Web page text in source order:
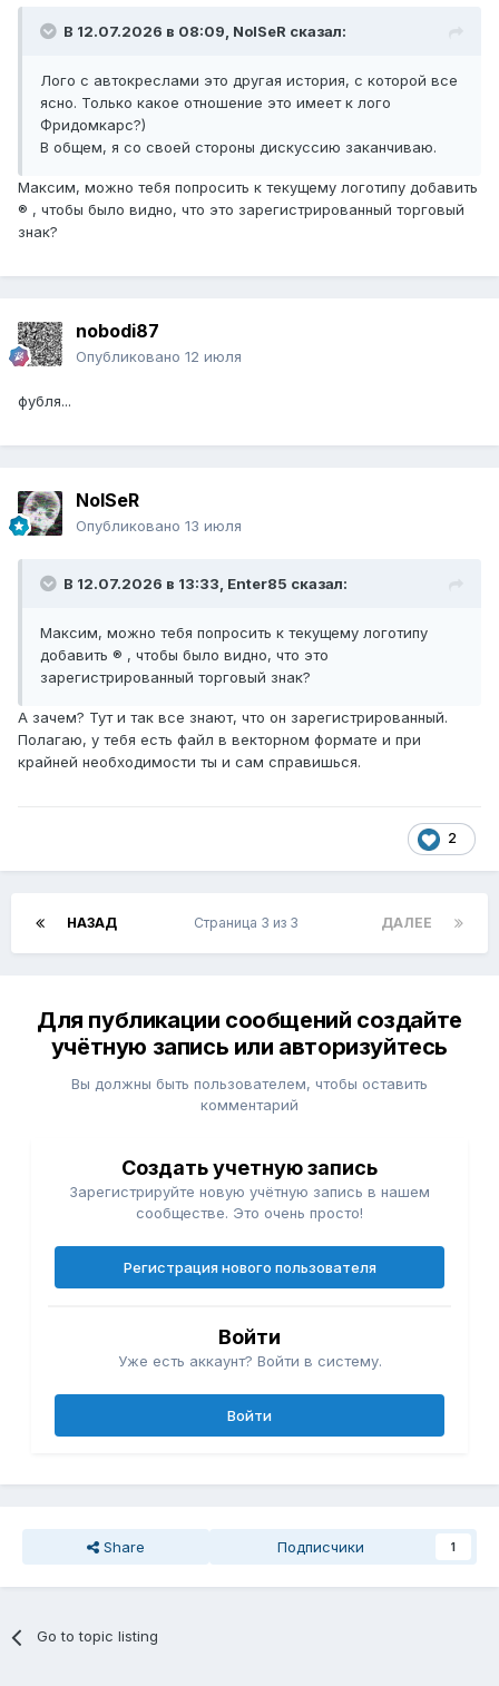
В 12.07.2026 в 08:09, NoISeR сказал:
Лого с автокреслами это другая история, с которой все
ясно. Только какое отношение это имеет к лого
Фридомкарс?)
В общем, я со своей стороны дискуссию заканчиваю.
Максим, можно тебя попросить к текущему логотипу добавить
® , чтобы было видно, что это зарегистрированный торговый
знак?
nobodi87
Опубликовано 12 июля
фубля...
NoISeR
Опубликовано 13 июля
В 12.07.2026 в 13:33, Enter85 сказал:
Максим, можно тебя попросить к текущему логотипу
добавить ® , чтобы было видно, что это
зарегистрированный торговый знак?
А зачем? Тут и так все знают, что он зарегистрированный.
Полагаю, у тебя есть файл в векторном формате и при
крайней необходимости ты и сам справишься.
2
НАЗАД ДАЛЕЕ
Страница 3 из 3
Для публикации сообщений создайте
учётную запись или авторизуйтесь
Вы должны быть пользователем, чтобы оставить
комментарий
Создать учетную запись
Зарегистрируйте новую учётную запись в нашем
сообществе. Это очень просто!
Регистрация нового пользователя
Войти
Уже есть аккаунт? Войти в систему.
Войти
Share Подписчики 1
Go to topic listing